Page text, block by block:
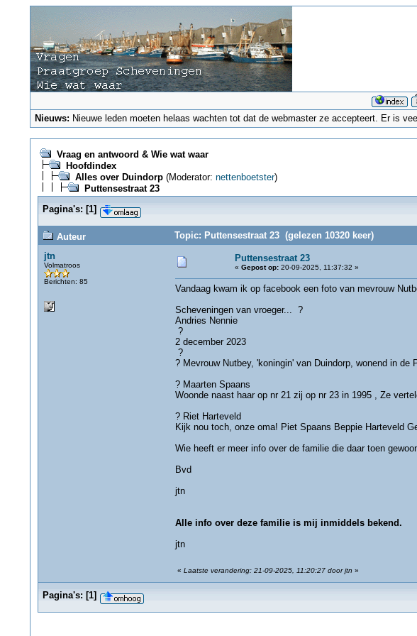
Nieuws: Nieuwe leden moeten helaas wachten tot dat de webmaster ze accepteert. Er is
Vraag en antwoord & Wie wat waar
Hoofdindex
Alles over Duindorp(Moderator: nettenboetster)
Puttensestraat 23
Pagina's: [1]
Auteur
Topic: Puttensestraat 23 (gelezen 10320 keer)
jtn
Volmatroos
Berichten: 85
Puttensestraat 23
« Gepost op:20-09-2025, 11:37:32 »
Vandaag kwam ik op facebook een foto van mevrouw
Scheveningen van vroeger... ?
Andries Nennie
?
2 december 2023
?
? Mevrouw Nutbey, 'koningin' van Duindorp, wonend in
? Maarten Spaans
Woonde naast haar op nr 21 zij op nr 23 in 1995 , Ze
? Riet Harteveld
Kijk nou toch, onze oma! Piet Spaans Beppie Harteveld
Wie heeft er meer info over de familie die daar toen
Bvd
jtn
Alle info over deze familie is mij inmiddels bekend.
jtn
« Laatste verandering: 21-09-2025, 11:20:27 door jtn »
Pagina's: [1]